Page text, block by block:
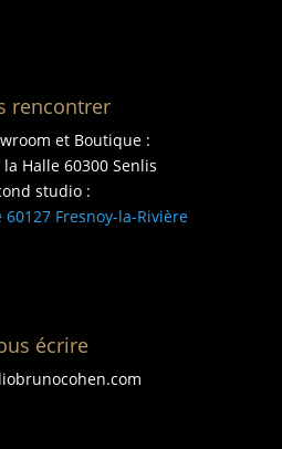
rencontrer
et Boutique :
Halle 60300 Senlis
studio :
Fresnoy-la-Rivière
écrire